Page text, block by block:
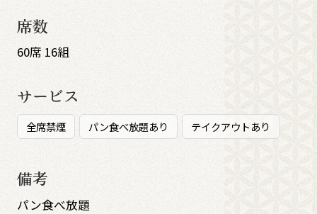
席数
60席 16組
サービス
全席禁煙 パン食べ放題あり テイクアウトあり
備考
パン食べ放題